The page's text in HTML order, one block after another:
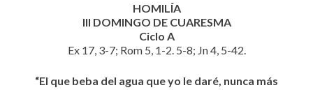
HOMILÍA
III DOMINGO DE CUARESMA
Ciclo A
Ex 17, 3-7; Rom 5, 1-2. 5-8; Jn 4, 5-42.
“El que beba del agua que yo le daré, nunca más